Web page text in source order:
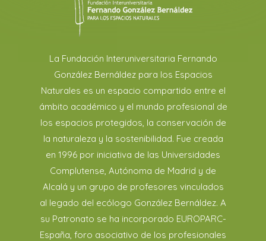
La Fundación Interuniversitaria Fernando
González Bernáldez para los Espacios
Naturales es un espacio compartido entre el
ámbito académico y el mundo profesional de
los espacios protegidos, la conservación de
la naturaleza y la sostenibilidad. Fue creada
en 1996 por iniciativa de las Universidades
Complutense, Autónoma de Madrid y de
Alcalá y un grupo de profesores vinculados
al legado del ecólogo González Bernáldez. A
su Patronato se ha incorporado EUROPARC-
España, foro asociativo de los profesionales